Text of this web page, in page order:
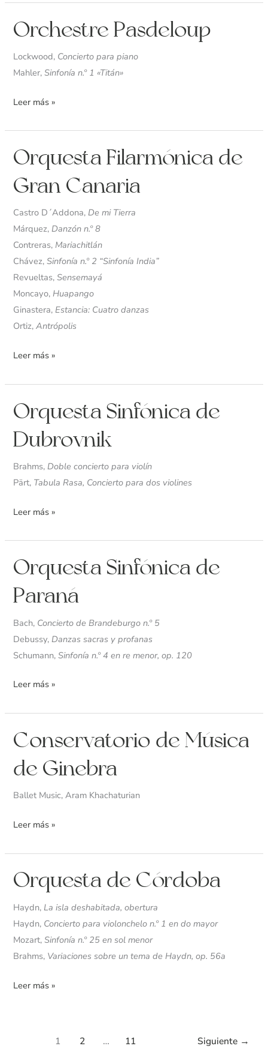
Orchestre Pasdeloup
Lockwood, Concierto para piano
Mahler,Sinfonía n.º 1 «Titán»
Orchestre
Pasdeloup
Leer más »
Orquesta Filarmónica de
Gran Canaria
Castro D´Addona,De mi Tierra
Márquez,Danzón n.º 8
Contreras,Mariachitlán
Chávez,Sinfonía n.º 2 “Sinfonía India”
Revueltas,Sensemayá
Moncayo,Huapango
Ginastera,Estancia: Cuatro danzas
Ortiz,Antrópolis
Orquesta
Filarmónica
de
Canaria
Leer más »
Orquesta Sinfónica de
Dubrovnik
Brahms,Doble concierto para violín
Pärt, Tabula Rasa, Concierto para dos violines
Orquesta
Sinfónica
de
Leer más »
Orquesta Sinfónica de
Paraná
Bach, Concierto de Brandeburgo n.º 5
Debussy,Danzas sacras y profanas
Schumann,Sinfonía n.º 4 en re menor, op. 120
Orquesta
Sinfónica
de
Leer más »
Conservatorio de Música
de Ginebra
Ballet Music, Aram Khachaturian
Conservatorio
de
Música
Ginebra
Leer más »
Orquesta de Córdoba
Haydn, La isla deshabitada, obertura
Haydn, Concierto para violonchelo n.º 1 en do mayor
Mozart,Sinfonía n.º 25 en sol menor
Brahms, Variaciones sobre un tema de Haydn, op. 56a
Orquesta
de
Córdoba
Leer más »
1 2 … 11 Siguiente →